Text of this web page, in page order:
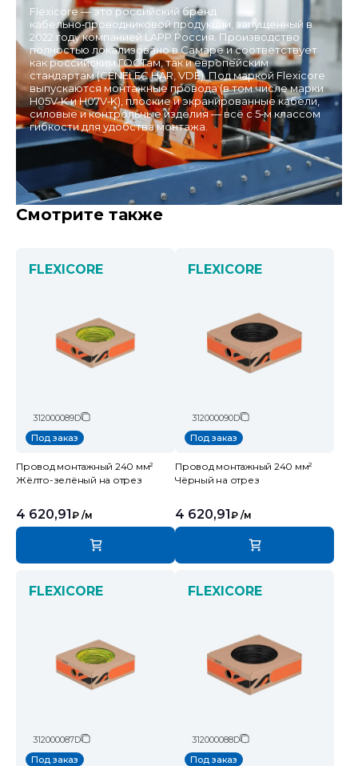
Flexicore — это российский бренд
кабельно‑проводниковой продукции, запущенный в
2022 году компанией LAPP Россия. Производство
полностью локализовано в Самаре и соответствует
как российским ГОСТам, так и европейским
стандартам (CENELEC HAR, VDE). Под маркой Flexicore
выпускаются монтажные провода (в том числе марки
H05V‑K и H07V‑K), плоские и экранированные кабели,
силовые и контрольные изделия — всё с 5‑м классом
гибкости для удобства монтажа.
Смотрите также
FLEXICORE
312000089D
Под заказ
Провод монтажный 240 мм²
Жёлто-зелёный на отрез
4 620,91 ₽ /м
FLEXICORE
312000090D
Под заказ
Провод монтажный 240 мм²
Чёрный на отрез
4 620,91 ₽ /м
FLEXICORE
312000087D
Под заказ
FLEXICORE
312000088D
Под заказ